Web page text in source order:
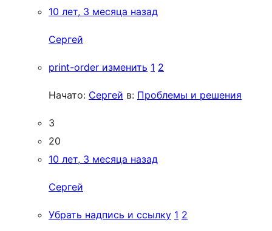
10 лет, 3 месяца назад
Сергей
print-order изменить 1 2
Начато: Сергей в: Проблемы и решения
3
20
10 лет, 3 месяца назад
Сергей
Убрать надпись и ссылку 1 2